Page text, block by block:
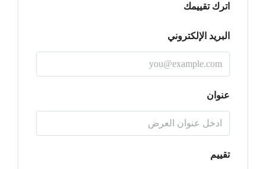
اترك تقييمك
البريد الإلكتروني
عنوان
تقييم